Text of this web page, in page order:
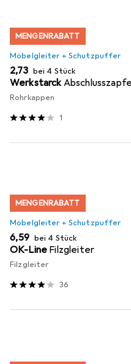
MENGENRABATT
Möbelgleiter + Schutzpuffer
EUR
2,73 bei 4 Stück
Werkstarck
Rohrkappen
1
MENGENRABATT
Möbelgleiter + Schutzpuffer
EUR
6,59 bei 4 Stück
OK-Line Filzgleiter
Filzgleiter
36